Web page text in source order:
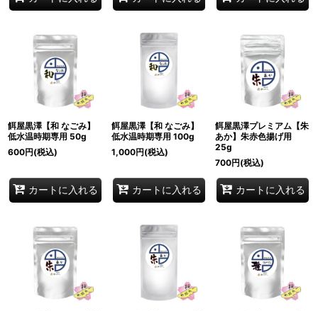
餌屋黒澤【和 なごみ】
低水温時期専用 50g
600円(税込)
カートに入れる
餌屋黒澤【和 なごみ】
低水温時期専用 100g
1,000円(税込)
カートに入れる
餌屋黒澤プレミアム【朱
あか】朱赤色揚げ用
25g
700円(税込)
カートに入れる